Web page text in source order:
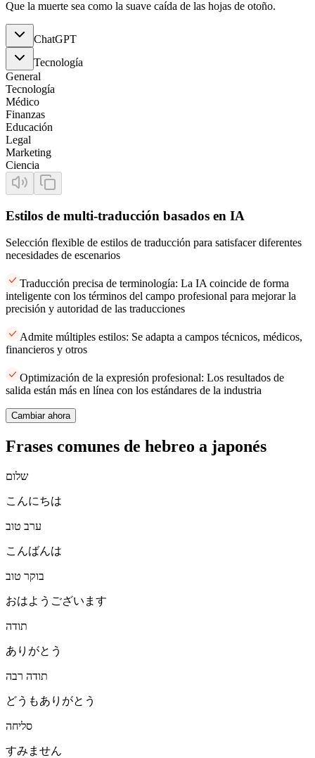
Que la muerte sea como la suave caída de las hojas de otoño.
ChatGPT
Tecnología
General
Tecnología
Médico
Finanzas
Educación
Legal
Marketing
Ciencia
Estilos de multi-traducción basados en IA
Selección flexible de estilos de traducción para satisfacer diferentes
necesidades de escenarios
Traducción precisa de terminología: La IA coincide de forma
inteligente con los términos del campo profesional para mejorar la
precisión y autoridad de las traducciones
Admite múltiples estilos: Se adapta a campos técnicos, médicos,
financieros y otros
Optimización de la expresión profesional: Los resultados de
salida están más en línea con los estándares de la industria
Cambiar ahora
Frases comunes de hebreo a japonés
שלום
こんにちは
ערב טוב
こんばんは
בוקר טוב
おはようございます
תודה
ありがとう
תודה רבה
どうもありがとう
סליחה
すみません